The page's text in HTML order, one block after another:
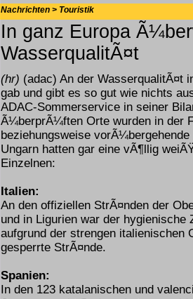
Nachrichten > Touristik
In ganz Europa
WasserqualitÃ¤t
(hr) (adac) An der WasserqualitÃ¤t
gab und gibt es so gut wie nichts
ADAC-Sommerservice in seiner
Ã¼berprÃ¼ften Orte wurden in der
beziehungsweise
Ungarn hatten gar eine vÃ¶llig
Einzelnen:
Italien:
An den offiziellen StrÃ¤nden der
und in Ligurien war der
aufgrund der strengen italienischen
gesperrte StrÃ¤nde.
Spanien:
In den 123 katalanischen und